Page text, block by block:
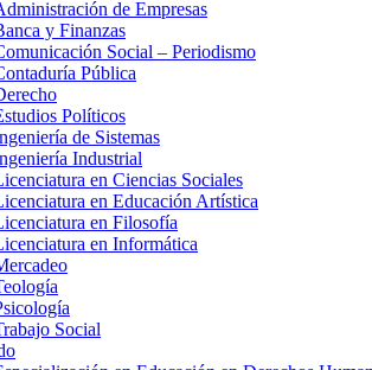
de Empresas
y Finanzas
Social – Periodismo
Pública
Políticos
de Sistemas
Industrial
en Ciencias Sociales
en Educación Artística
en Filosofía
en Informática
Social